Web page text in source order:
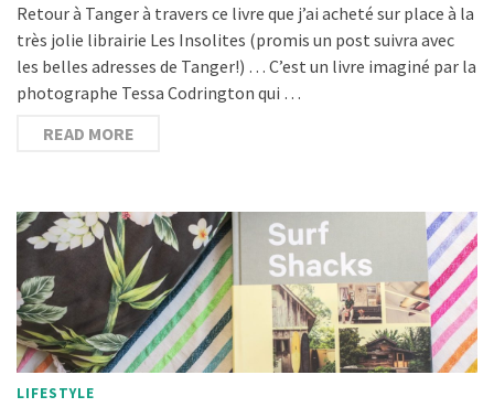
Retour à Tanger à travers ce livre que j’ai acheté sur place à la
très jolie librairie Les Insolites (promis un post suivra avec
les belles adresses de Tanger!) … C’est un livre imaginé par la
photographe Tessa Codrington qui …
READ MORE
LIFESTYLE